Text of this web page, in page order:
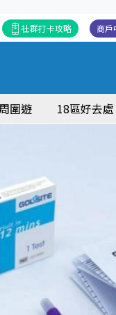
商戶
社群打卡攻略
圍遊 18區好去處